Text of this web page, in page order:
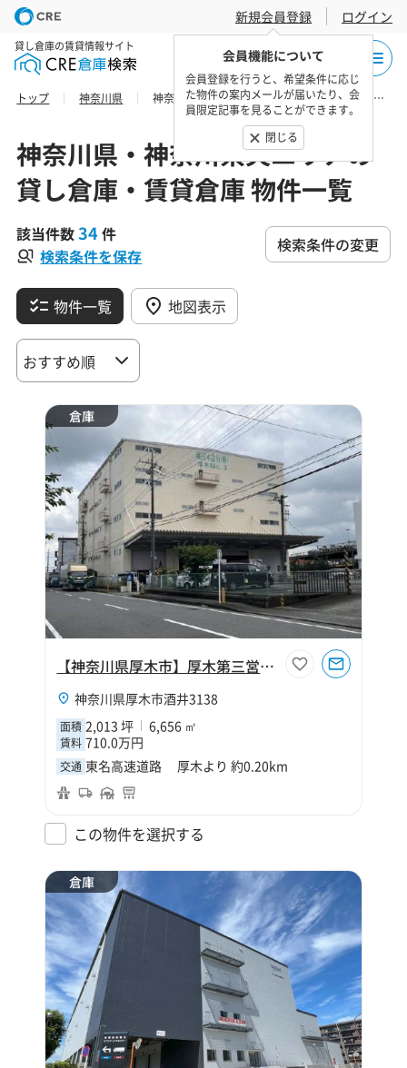
新規会員登録
会員機能について
会員登録を行うと、希望条件に応じ
た物件の案内メールが届いたり、会
員限定記事を見ることができます。
閉じる
ログイン
貸し倉庫の賃貸情報サイト
トップ 神奈川県 神奈川県央エリアの貸し倉庫・賃貸倉庫 物件一覧
神奈川県・神奈川県央エリアの
貸し倉庫・賃貸倉庫 物件一覧
該当件数34件
検索条件を保存
検索条件の変更
物件一覧 地図表示
倉庫
【神奈川県厚木市】厚木第三営業所倉庫
神奈川県厚木市酒井3138
面積 2,013 坪 6,656 ㎡
賃料 710.0万円
交通 東名高速道路 厚木より 約0.20km
この物件を選択する
倉庫